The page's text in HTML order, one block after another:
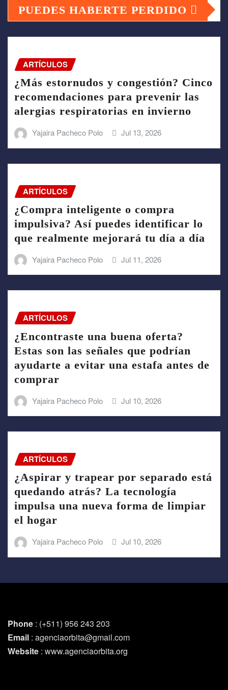
PUEDES HABERTE PERDIDO
ARTÍCULOS
¿Más estornudos y congestión? Cinco
recomendaciones para prevenir las
alergias respiratorias en invierno
Yajaira Pacheco Polo Jul 13, 2026
ARTÍCULOS
¿Compra inteligente o compra
impulsiva? Así puedes identificar lo
que realmente mejorará tu día a día
Yajaira Pacheco Polo Jul 11, 2026
ARTÍCULOS
¿Encontraste una buena oferta?
Estas son las señales que podrían
ayudarte a evitar una estafa antes de
comprar
Yajaira Pacheco Polo Jul 10, 2026
ARTÍCULOS
¿Aspirar y trapear por separado está
quedando atrás? La tecnología
impulsa una nueva forma de limpiar
el hogar
Yajaira Pacheco Polo Jul 10, 2026
Phone : (+511) 956 243 203
Email : agenciaorbita@gmail.com
Website : www.agenciaorbita.org